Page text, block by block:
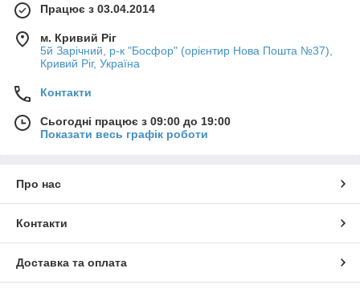
Працює з 03.04.2014
м. Кривий Ріг
5й Зарічний, р-к "Босфор" (орієнтир Нова Пошта №37),
Кривий Ріг, Україна
Контакти
Сьогодні працює з 09:00 до 19:00
Показати весь графік роботи
Про нас
Контакти
Доставка та оплата